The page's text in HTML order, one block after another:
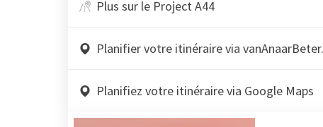
Plus sur le Project A44
Planifier votre itinéraire via
Planifiez votre itinéraire via Google Maps